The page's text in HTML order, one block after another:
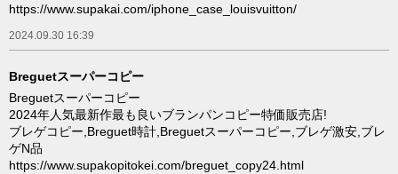
https://www.supakai.com/iphone_case_louisvuitton/
2024.09.30 16:39
Breguetスーパーコピー
Breguetスーパーコピー
2024年人気最新作最も良いブランパンコピー特価販売店!
ブレゲコピー,Breguet時計,Breguetスーパーコピー,ブレゲ激安,ブレ
ゲN品
https://www.supakopitokei.com/breguet_copy24.html